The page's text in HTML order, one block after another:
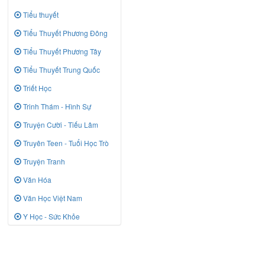
Tiểu thuyết
Tiểu Thuyết Phương Đông
Tiểu Thuyết Phương Tây
Tiểu Thuyết Trung Quốc
Triết Học
Trinh Thám - Hình Sự
Truyện Cười - Tiếu Lâm
Truyên Teen - Tuổi Học Trò
Truyện Tranh
Văn Hóa
Văn Học Việt Nam
Y Học - Sức Khỏe